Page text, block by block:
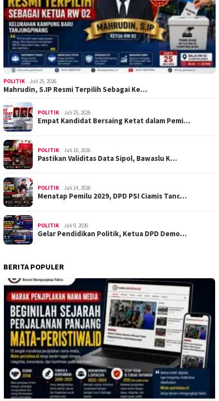
POLITIK Juli 25, 2026
Mahrudin, S.IP Resmi Terpilih Sebagai Ke…
POLITIK Juli 25, 2026
Empat Kandidat Bersaing Ketat dalam Pemi…
POLITIK Juli 16, 2026
Pastikan Validitas Data Sipol, Bawaslu K…
POLITIK Juli 14, 2026
Menatap Pemilu 2029, DPD PSI Ciamis Tanc…
POLITIK Juli 9, 2026
Gelar Pendidikan Politik, Ketua DPD Demo…
BERITA POPULER